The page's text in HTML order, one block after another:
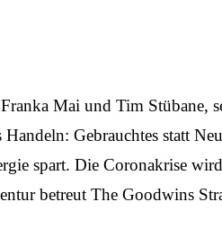
Mai und Tim Stübane,
Gebrauchtes statt
spart. Die Coronakrise
betreut The Goodwins